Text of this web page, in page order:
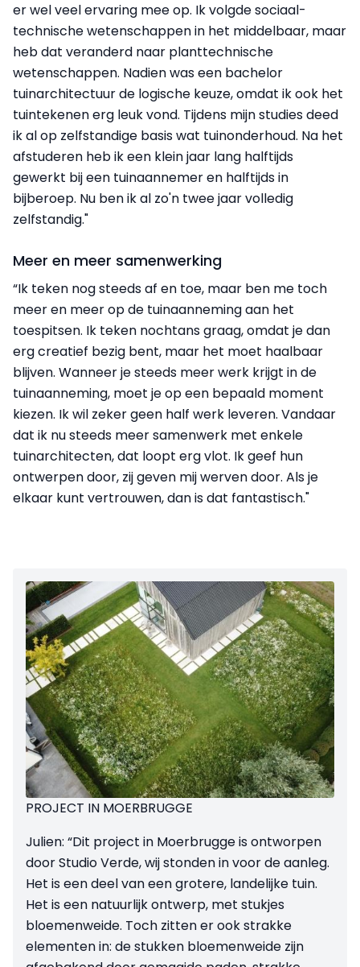
er wel veel ervaring mee op. Ik volgde sociaal-
technische wetenschappen in het middelbaar, maar
heb dat veranderd naar planttechnische
wetenschappen. Nadien was een bachelor
tuinarchitectuur de logische keuze, omdat ik ook het
tuintekenen erg leuk vond. Tijdens mijn studies deed
ik al op zelfstandige basis wat tuinonderhoud. Na het
afstuderen heb ik een klein jaar lang halftijds
gewerkt bij een tuinaannemer en halftijds in
bijberoep. Nu ben ik al zo'n twee jaar volledig
zelfstandig."
Meer en meer samenwerking
“Ik teken nog steeds af en toe, maar ben me toch
meer en meer op de tuinaanneming aan het
toespitsen. Ik teken nochtans graag, omdat je dan
erg creatief bezig bent, maar het moet haalbaar
blijven. Wanneer je steeds meer werk krijgt in de
tuinaanneming, moet je op een bepaald moment
kiezen. Ik wil zeker geen half werk leveren. Vandaar
dat ik nu steeds meer samenwerk met enkele
tuinarchitecten, dat loopt erg vlot. Ik geef hun
ontwerpen door, zij geven mij werven door. Als je
elkaar kunt vertrouwen, dan is dat fantastisch."
PROJECT IN MOERBRUGGE
Julien: “Dit project in Moerbrugge is ontworpen
door Studio Verde, wij stonden in voor de aanleg.
Het is een deel van een grotere, landelijke tuin.
Het is een natuurlijk ontwerp, met stukjes
bloemenweide. Toch zitten er ook strakke
elementen in: de stukken bloemenweide zijn